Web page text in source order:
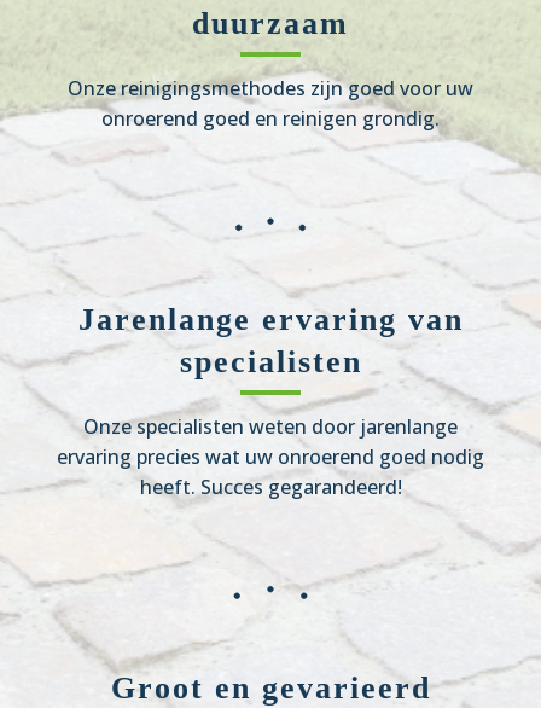
duurzaam
Onze reinigingsmethodes zijn goed voor uw
onroerend goed en reinigen grondig.
Jarenlange ervaring van
specialisten
Onze specialisten weten door jarenlange
ervaring precies wat uw onroerend goed nodig
heeft. Succes gegarandeerd!
Groot en gevarieerd